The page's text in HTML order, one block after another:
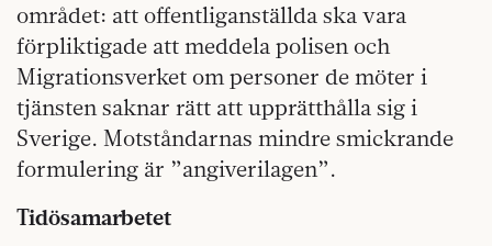
området: att offentliganställda ska vara
förpliktigade att meddela polisen och
Migrationsverket om personer de möter i
tjänsten saknar rätt att upprätthålla sig i
Sverige. Motståndarnas mindre smickrande
formulering är ”angiverilagen”.
Tidösamarbetet